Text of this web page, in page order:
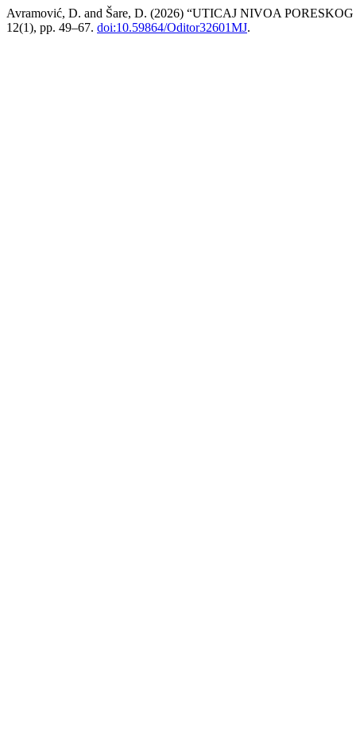
Avramović, D. and Šare, D. (2026) “UTICAJ NIVOA
12(1), pp. 49–67. doi:10.59864/Oditor32601MJ.